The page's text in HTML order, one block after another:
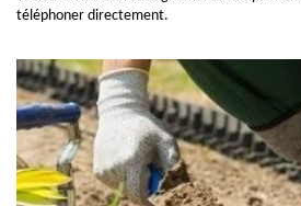
téléphoner directement.